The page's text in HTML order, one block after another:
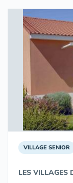
VILLAGE SENIOR
LES VILLAGES